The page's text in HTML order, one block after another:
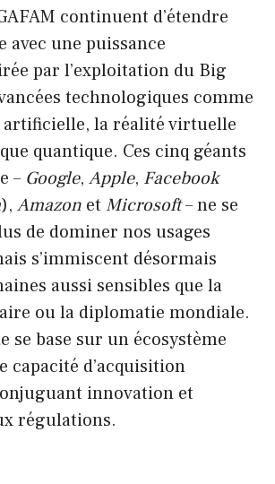
continuent d’étendre
avec une puissance
par l’exploitation du Big
technologiques comme
artificielle, la réalité virtuelle
quantique. Ces cinq géants
– Google, Apple, Facebook
), Amazon et Microsoft– ne se
de dominer nos usages
s’immiscent désormais
aussi sensibles que la
ou la diplomatie mondiale.
se base sur un écosystème
capacité d’acquisition
innovation et
régulations.